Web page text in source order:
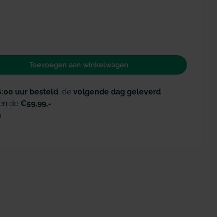
GUM Trav-Ler 1,3mm geel
verhogen voor GUM Trav-Ler 1,3mm geel
Toevoegen aan winkelwagen
uur besteld, de volgende dag geleverd
de €59,99,-